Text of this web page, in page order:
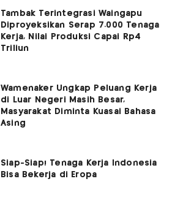
Tambak Terintegrasi Waingapu
Diproyeksikan Serap 7.000 Tenaga
Kerja, Nilai Produksi Capai Rp4
Triliun
Wamenaker Ungkap Peluang Kerja
di Luar Negeri Masih Besar,
Masyarakat Diminta Kuasai Bahasa
Asing
Siap-Siap! Tenaga Kerja Indonesia
Bisa Bekerja di Eropa